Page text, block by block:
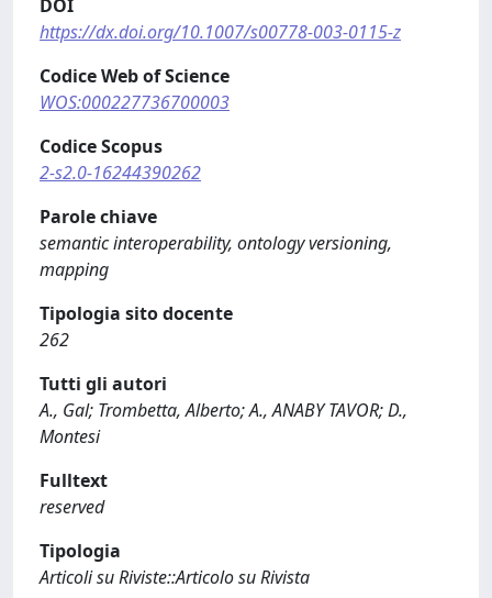
DOI
https://dx.doi.org/10.1007/s00778-003-0115-z
Codice Web of Science
WOS:000227736700003
Codice Scopus
2-s2.0-16244390262
Parole chiave
semantic interoperability, ontology versioning,
mapping
Tipologia sito docente
262
Tutti gli autori
A., Gal; Trombetta, Alberto; A., ANABY TAVOR; D.,
Montesi
Fulltext
reserved
Tipologia
Articoli su Riviste::Articolo su Rivista